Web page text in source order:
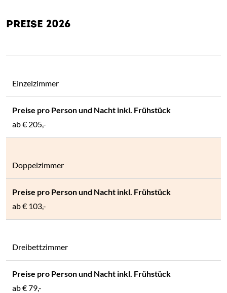
PREISE 2026
Einzelzimmer
ab€ 205,-
Doppelzimmer
ab€ 103,-
Dreibettzimmer
ab€ 79,-